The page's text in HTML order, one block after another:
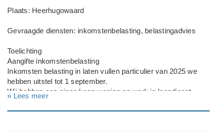
Plaats: Heerhugowaard
Gevraagde diensten: inkomstenbelasting, belastingadvies
Toelichting
Aangifte inkomstenbelasting
Inkomsten belasting in laten vullen particulier van 2025 we
hebben uitstel tot 1 september.
Wij hebben een eigen koop woning en werk in loondienst.
Particulier of zakelijk? Particulier
» Lees meer